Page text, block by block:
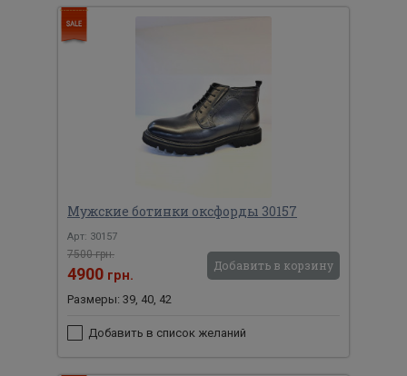
Мужские ботинки оксфорды 30157
Арт: 30157
7500 грн.
4900 грн.
Добавить в корзину
Размеры: 39, 40, 42
Добавить в список желаний